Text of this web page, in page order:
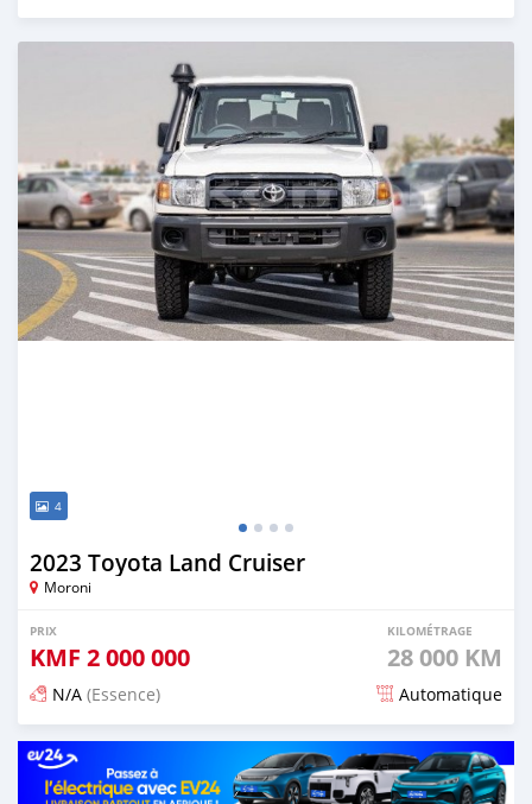
Publié il y a 5 mois
4
2023 Toyota Land Cruiser
Moroni
PRIX
KMF 2 000 000
KILOMÉTRAGE
28 000 KM
N/A (Essence) Automatique
Publié il y a 5 mois